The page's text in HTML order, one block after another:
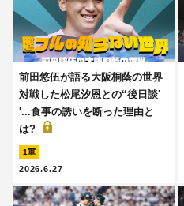
前田悠伍が語る大阪桐蔭の世界
対戦した松尾汐恩との“後日談′
′...食事の誘いを断った理由と
は?
1軍
2026.6.27